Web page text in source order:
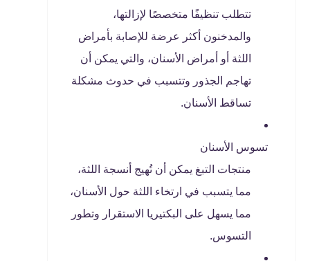
تتطلب تنظيفًا متخصصًا لإزالتها،
والمدخنون أكثر عرضة للإصابة بأمراض
اللثة أو أمراض الأسنان، والتي يمكن أن
تهاجم الجذور وتتسبب في حدوث مشكلة
تساقط الأسنان.
تسوس الأسنان
منتجات التبغ يمكن أن تُهيج أنسجة اللثة،
مما يتسبب في ارتخاء اللثة حول الأسنان،
مما يسهل على البكتيريا الاستقرار وتطور
التسوس.